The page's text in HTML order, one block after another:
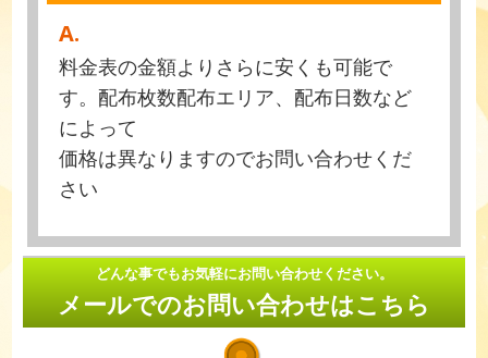
A.
料金表の金額よりさらに安くも可能で
す。配布枚数配布エリア、配布日数など
によって
価格は異なりますのでお問い合わせくだ
さい
どんな事でもお気軽にお問い合わせください。
メールでのお問い合わせはこちら